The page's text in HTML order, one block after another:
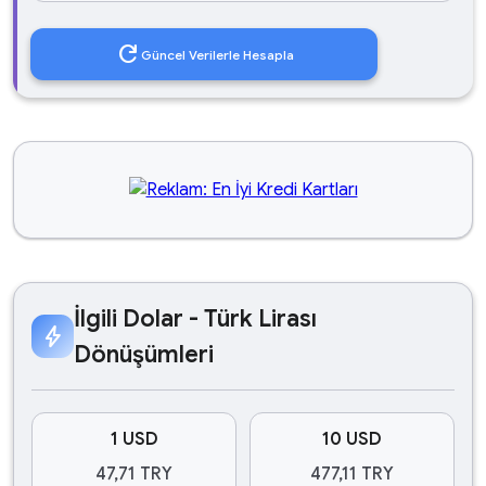
refresh Güncel Verilerle Hesapla
bolt
İlgili Dolar - Türk Lirası
Dönüşümleri
1 USD
47,71 TRY
10 USD
477,11 TRY